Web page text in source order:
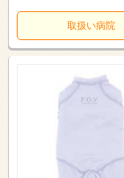
取扱い病院